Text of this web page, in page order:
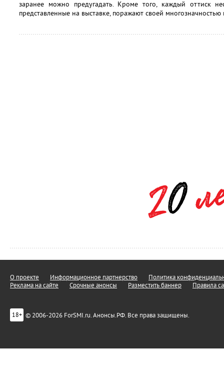
заранее можно предугадать. Кроме того, каждый оттиск
представленные на выставке, поражают своей
О проекте Информационное партнерство
Политика
Реклама на сайте
Срочные анонсы Разместить баннер Правила
18+ © 2006-2026 ForSMI.ru. Анонсы.РФ. Все права защищены.